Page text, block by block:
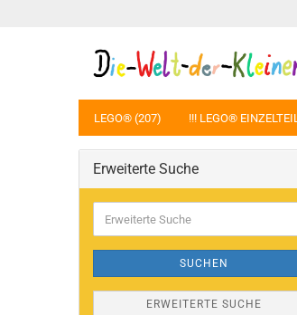
LEGO® (207) !!! LEGO®
Erweiterte Suche
Suche
SUCHEN
ERWEITERTE SUCHE